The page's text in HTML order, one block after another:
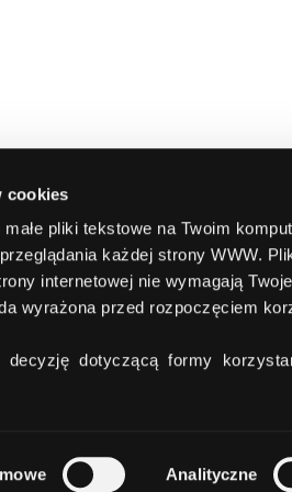
cookies
pliki tekstowe na Twoim
każdej strony WWW.
internetowej nie wymagają
wyrażona przed rozpoczęciem
dotyczącą formy
Analityczne